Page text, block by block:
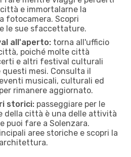
e immortalarne la
fotocamera. Scopri
le sue sfaccettature.
all'aperto: torna all'ufficio
poiché molte città
e altri festival culturali
mesi. Consulta il
musicali, culturali ed
rimanere aggiornato.
storici: passeggiare per le
della città è una delle attività
puoi fare a Solenzara.
aree storiche e scopri la